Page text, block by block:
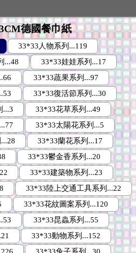
德國餐巾紙
33*33人物系列...119
...48
33*33娃娃系列...17
33*33蔬果系列...97
33*33復活節系列...30
...3
33*33花草系列...49
33*33太陽花系列...5
33*33蘭花系列...17
33*33鬱金香系列...20
33*33建築物系列...23
33*33陸上交通工具系列...22
33*33花紋圖案系列...120
33*33昆蟲系列...55
33*33動物系列...152